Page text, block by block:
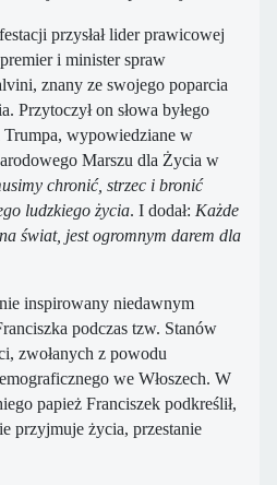
przysłał lider prawicowej
i minister spraw
znany ze swojego poparcia
Przytoczył on słowa byłego
wypowiedziane w
Marszu dla Życia w
chronić, strzec i bronić
ludzkiego życia. I dodał: Każde
świat, jest ogromnym darem dla
inspirowany niedawnym
podczas tzw. Stanów
zwołanych z powodu
we Włoszech. W
papież Franciszek podkreślił,
przyjmuje życia, przestanie